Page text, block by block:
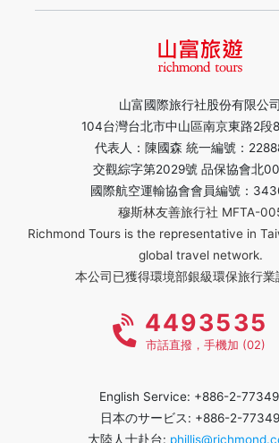
山富國際旅行社股份有限公司
104台灣台北市中山區南京東路2段
代表人：陳國森 統一編號：
交觀綜字第2029號 品保協會北
國際航空運輸協會會員編號：
穆斯林友善旅行社 MFTA-
Richmond Tours is the representative in
global travel network.
本公司已獲得環境部銀級環保旅行業
4493535
市話直撥，手機加 (02)
English Service: +886-2-
日本のサービス: +886-2-
大陸人士赴台: